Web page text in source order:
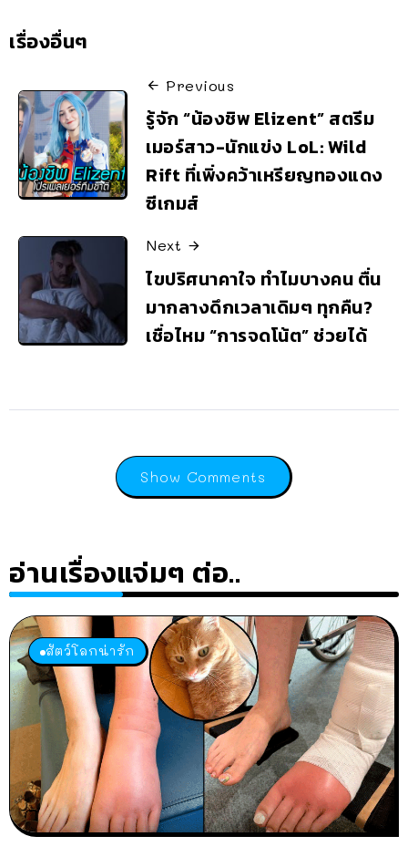
เรื่องอื่นๆ
Previous
รู้จัก “น้องชิพ Elizent” สตรีม
เมอร์สาว-นักแข่ง LoL: Wild
Rift ที่เพิ่งคว้าเหรียญทองแดง
ซีเกมส์
Next
ไขปริศนาคาใจ ทำไมบางคน ตื่น
มากลางดึกเวลาเดิมๆ ทุกคืน?
เชื่อไหม “การจดโน้ต” ช่วยได้
Show Comments
อ่านเรื่องแจ่มๆ ต่อ..
สัตว์โลกน่ารัก